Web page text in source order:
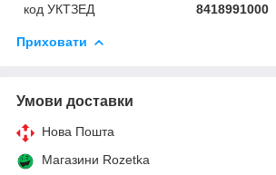
код УКТЗЕД
8418991000
Приховати
Умови доставки
Нова Пошта
Магазини Rozetka